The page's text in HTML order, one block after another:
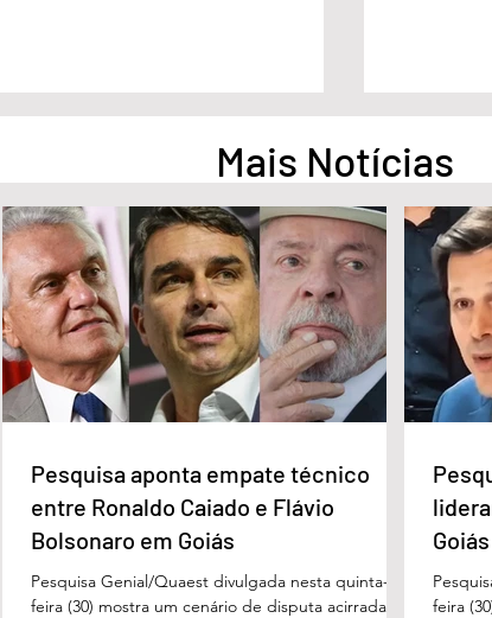
No G7, Lula cobra empenho
dos países ricos diante de
desigualdades
STF
4 anos
Mais Notícias
Pesquisa aponta empate técnico
entre Ronaldo Caiado e Flávio
Bolsonaro em Goiás
Pesquisa Genial/Quaest divulgada nesta quinta-
feira (30) mostra um cenário de disputa acirrada em
Goiás
feira